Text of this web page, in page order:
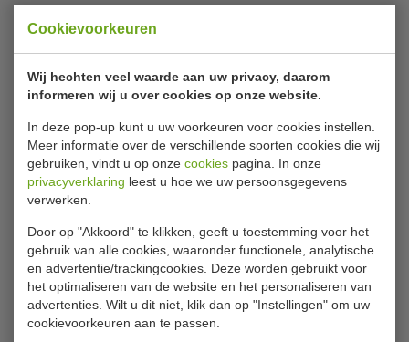
Cookievoorkeuren
Wij hechten veel waarde aan uw privacy, daarom
informeren wij u over cookies op onze website.
In deze pop-up kunt u uw voorkeuren voor cookies instellen.
Meer informatie over de verschillende soorten cookies die wij
gebruiken, vindt u op onze cookies pagina. In onze
privacyverklaring leest u hoe we uw persoonsgegevens
verwerken.
Door op "Akkoord" te klikken, geeft u toestemming voor het
gebruik van alle cookies, waaronder functionele, analytische
en advertentie/trackingcookies. Deze worden gebruikt voor
het optimaliseren van de website en het personaliseren van
advertenties. Wilt u dit niet, klik dan op "Instellingen" om uw
cookievoorkeuren aan te passen.
Olympia RVS melkdispenser inhoud
6,5 liter
Het kan lastig zijn om verse melk te serveren, een product
dat gevoelig is voor temperatuur en bacterievorming en
inboet. Met deze dubbel geïsoleerde melkdispenser hebt
u de ideale serveermethode in huis. De RVS behuizing is
zowel aan de binnen- als buitenkant uitstekend te
reinigen en houdt uw melk zo lang mogelijk vers en koel.
RVS constructie
Inclusief lekbak
Op sokkel
Compacte handgrepen
Drukmechanisme tapkraan
Lees meer
Specificaties
Model
J192
Inhoud
6.5 liter